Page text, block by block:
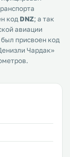
код DNZ; а так
авиации
присвоен код
Чардак»